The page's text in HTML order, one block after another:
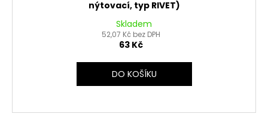
nýtovací, typ RIVET)
Skladem
52,07 Kč bez DPH
63 Kč
DO KOŠÍKU